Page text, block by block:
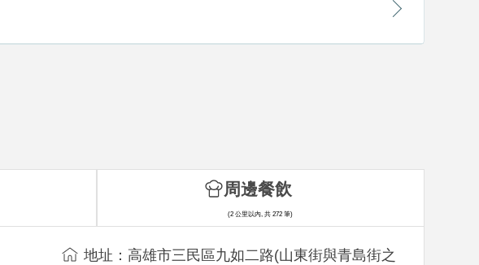
地址：高雄市三民區九如二路(山東街與青島街之
周邊餐飲
(2 公里以內, 共 272 筆)